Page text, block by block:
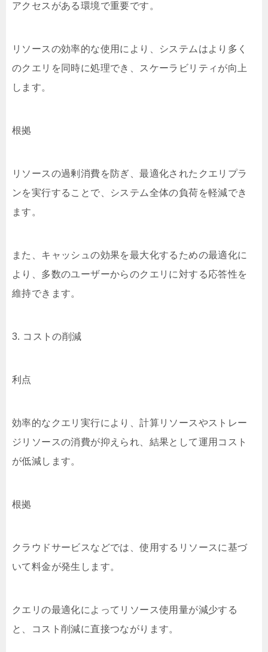
アクセスがある環境で重要です。
リソースの効率的な使用により、システムはより多く
のクエリを同時に処理でき、スケーラビリティが向上
します。
根拠
リソースの過剰消費を防ぎ、最適化されたクエリプラ
ンを実行することで、システム全体の負荷を軽減でき
ます。
また、キャッシュの効果を最大化するための最適化に
より、多数のユーザーからのクエリに対する応答性を
維持できます。
3. コストの削減
利点
効率的なクエリ実行により、計算リソースやストレー
ジリソースの消費が抑えられ、結果として運用コスト
が低減します。
根拠
クラウドサービスなどでは、使用するリソースに基づ
いて料金が発生します。
クエリの最適化によってリソース使用量が減少する
と、コスト削減に直接つながります。